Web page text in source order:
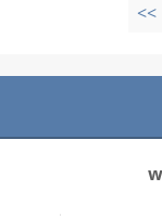
<<